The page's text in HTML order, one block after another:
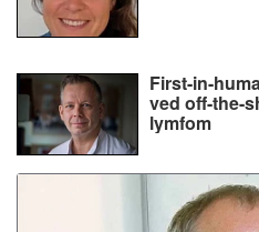
First-in-
ved off-the-
lymfom